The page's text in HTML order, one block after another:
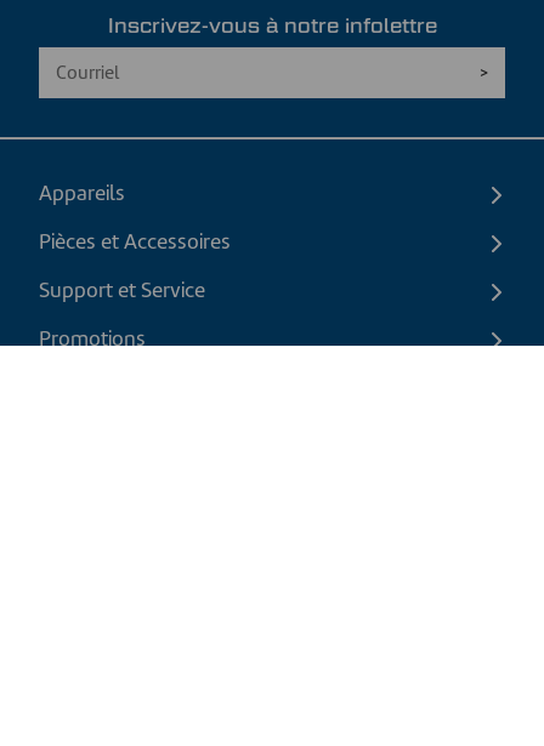
Inscrivez-vous à notre infolettre
Appareils
Pièces et Accessoires
Support et Service
Promotions